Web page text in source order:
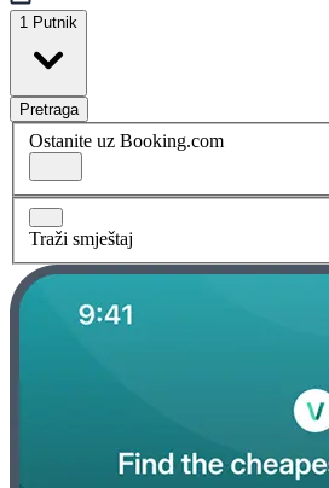
1 Putnik
Pretraga
Ostanite uz Booking.com
Traži smještaj